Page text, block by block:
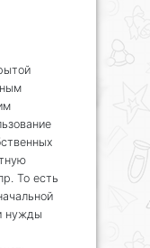
То есть
нужды